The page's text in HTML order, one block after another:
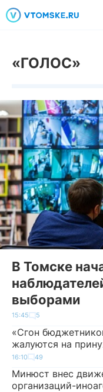
«ГОЛОС»
В Томске
выборами
15:45 5
«Сгон
жалуются на
16:10 49
Минюст внес
организаций-